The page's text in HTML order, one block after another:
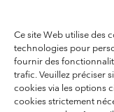
Garanties Légales
Conditions d'utilisation -
Conditions D'utilisation -
Ce site Web utilise des
technologies pour
fournir des
trafic. Veuillez préciser
cookies via les options
cookies strictement
United